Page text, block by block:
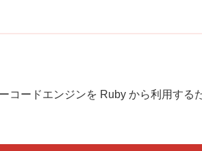
コードエンジンを Ruby から利用する